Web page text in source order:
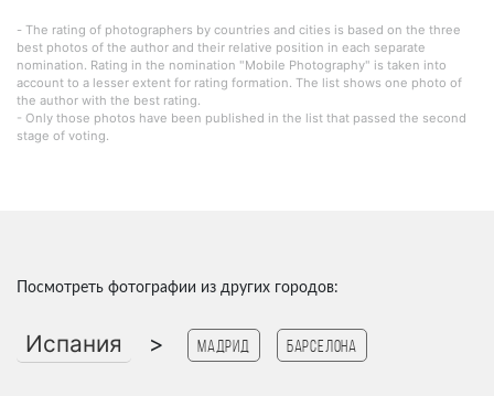
- The rating of photographers by countries and cities is based on the three
best photos of the author and their relative position in each separate
nomination. Rating in the nomination "Mobile Photography" is taken into
account to a lesser extent for rating formation. The list shows one photo of
the author with the best rating.
- Only those photos have been published in the list that passed the second
stage of voting.
Посмотреть фотографии из других городов:
Испания > Мадрид Барселона